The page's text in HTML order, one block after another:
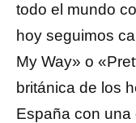
todo el mundo
hoy seguimos
My Way» o
británica de los
España con una